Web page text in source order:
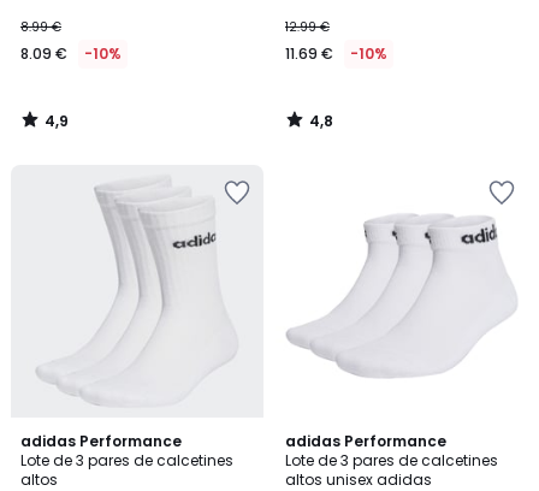
8.99 €
8.09 € -10%
4,9
/
12.99 €
11.69 € -10%
4,8
/
adidas Performance
Lote de 3 pares de calcetines
altos
4,9
/ 5
adidas Performance
Lote de 3 pares de calcetines
altos unisex adidas
4,9
/ 5